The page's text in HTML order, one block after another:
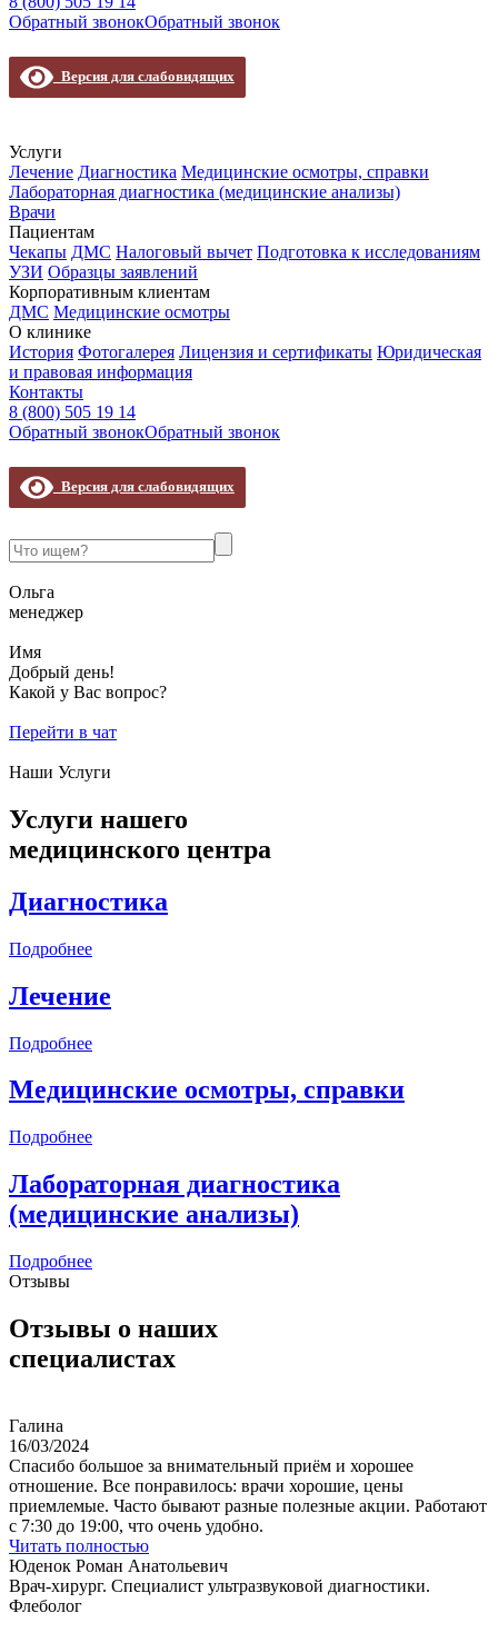
Обратный звонокОбратный звонок
Версия для слабовидящих
Услуги
Лечение Диагностика Медицинские осмотры, справки
Лабораторная диагностика (медицинские анализы)
Врачи
Пациентам
Чекапы ДМС Налоговый вычет Подготовка к исследованиям
УЗИ Образцы заявлений
Корпоративным клиентам
ДМС Медицинские осмотры
О клинике
История Фотогалерея Лицензия и сертификаты Юридическая
и правовая информация
Контакты
8 (800) 505 19 14
Обратный звонокОбратный звонок
Версия для слабовидящих
Ольга
менеджер
Имя
Добрый день!
Какой у Вас вопрос?
Перейти в чат
Наши Услуги
Услуги нашего
медицинского центра
Диагностика
Подробнее
Лечение
Подробнее
Медицинские осмотры, справки
Подробнее
Лабораторная диагностика
(медицинские анализы)
Подробнее
Отзывы
Отзывы о наших
специалистах
Галина
16/03/2024
Спасибо большое за внимательный приём и хорошее
отношение. Все понравилось: врачи хорошие, цены
приемлемые. Часто бывают разные полезные акции. Работают
с 7:30 до 19:00, что очень удобно.
Читать полностью
Юденок Роман Анатольевич
Врач-хирург. Специалист ультразвуковой диагностики.
Флеболог